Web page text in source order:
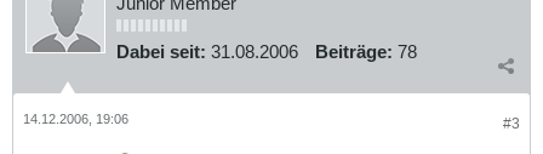
Dabei seit: 31.08.2006 Beiträge: 78
#3
14.12.2006, 19:06